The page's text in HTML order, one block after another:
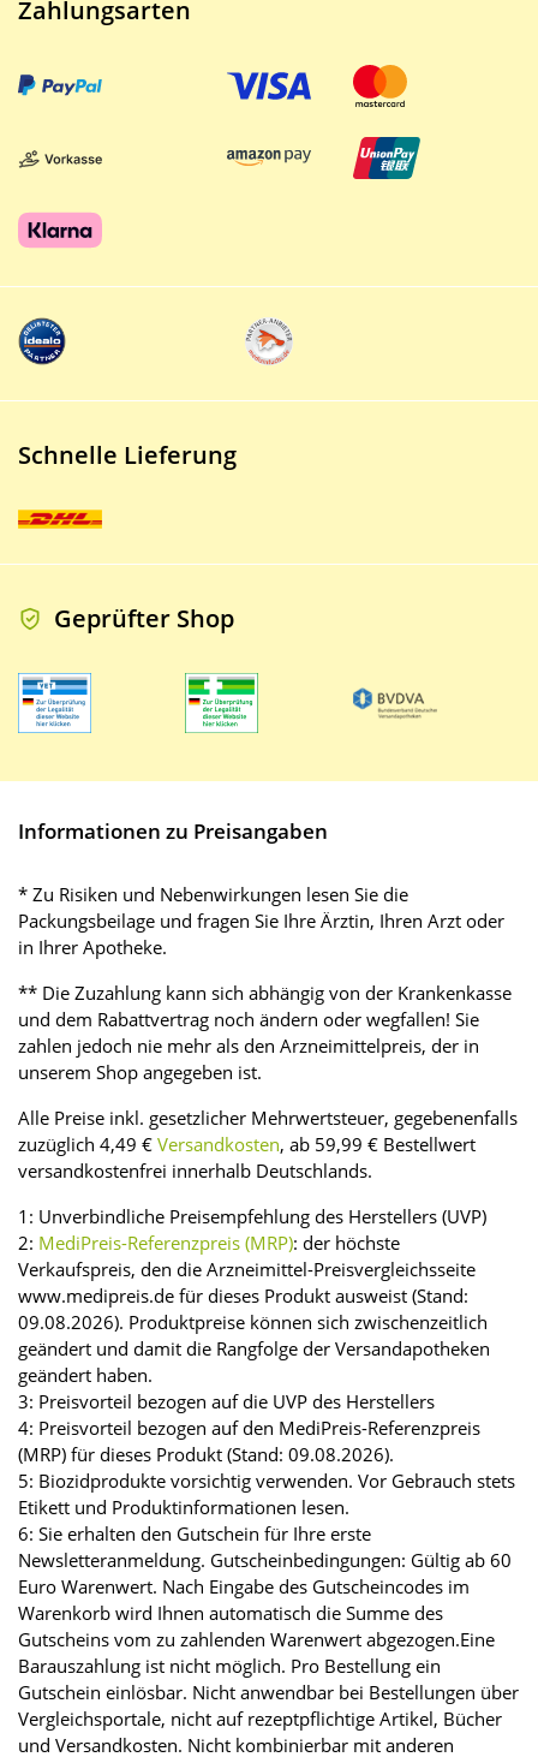
Zahlungsarten
Schnelle Lieferung
Geprüfter Shop
Informationen zu Preisangaben
* Zu Risiken und Nebenwirkungen lesen Sie die
Packungsbeilage und fragen Sie Ihre Ärztin, Ihren Arzt oder
in Ihrer Apotheke.
** Die Zuzahlung kann sich abhängig von der Krankenkasse
und dem Rabattvertrag noch ändern oder wegfallen! Sie
zahlen jedoch nie mehr als den Arzneimittelpreis, der in
unserem Shop angegeben ist.
Alle Preise inkl. gesetzlicher Mehrwertsteuer, gegebenenfalls
zuzüglich 4,49 € Versandkosten, ab 59,99 € Bestellwert
versandkostenfrei innerhalb Deutschlands.
1: Unverbindliche Preisempfehlung des Herstellers (UVP)
2: MediPreis-Referenzpreis (MRP): der höchste
Verkaufspreis, den die Arzneimittel-Preisvergleichsseite
www.medipreis.de für dieses Produkt ausweist (Stand:
09.08.2026). Produktpreise können sich zwischenzeitlich
geändert und damit die Rangfolge der Versandapotheken
geändert haben.
3: Preisvorteil bezogen auf die UVP des Herstellers
4: Preisvorteil bezogen auf den MediPreis-Referenzpreis
(MRP) für dieses Produkt (Stand: 09.08.2026).
5: Biozidprodukte vorsichtig verwenden. Vor Gebrauch stets
Etikett und Produktinformationen lesen.
6: Sie erhalten den Gutschein für Ihre erste
Newsletteranmeldung. Gutscheinbedingungen: Gültig ab 60
Euro Warenwert. Nach Eingabe des Gutscheincodes im
Warenkorb wird Ihnen automatisch die Summe des
Gutscheins vom zu zahlenden Warenwert abgezogen.Eine
Barauszahlung ist nicht möglich. Pro Bestellung ein
Gutschein einlösbar. Nicht anwendbar bei Bestellungen über
Vergleichsportale, nicht auf rezeptpflichtige Artikel, Bücher
und Versandkosten. Nicht kombinierbar mit anderen